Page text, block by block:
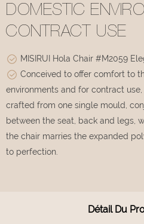
DOMESTIC
CONTRACT USE
MISIRUI Hola Chair #M2059
Conceived to offer comfort to
environments and for contract
crafted from one single mould,
between the seat, back and legs,
the chair marries the expanded
to perfection.
Détail Du